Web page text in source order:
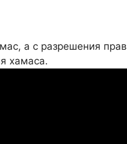
а с разрешения
хамаса.